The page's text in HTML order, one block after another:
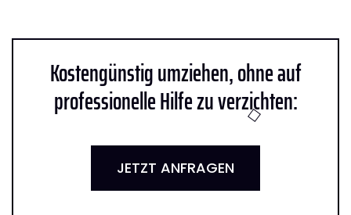
Kostengünstig umziehen, ohne auf
professionelle Hilfe zu verzichten:
JETZT ANFRAGEN